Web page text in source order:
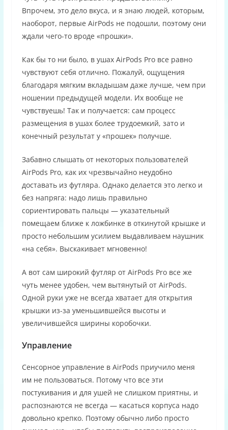
Впрочем, это дело вкуса, и я знаю людей, которым,
наоборот, первые AirPods не подошли, поэтому они
ждали чего-то вроде «прошки».
Как бы то ни было, в ушах AirPods Pro все равно
чувствуют себя отлично. Пожалуй, ощущения
благодаря мягким вкладышам даже лучше, чем при
ношении предыдущей модели. Их вообще не
чувствуешь! Так и получается: сам процесс
размещения в ушах более трудоемкий, зато и
конечный результат у «прошек» получше.
Забавно слышать от некоторых пользователей
AirPods Pro, как их чрезвычайно неудобно
доставать из футляра. Однако делается это легко и
без напряга: надо лишь правильно
сориентировать пальцы — указательный
помещаем ближе к ложбинке в откинутой крышке и
просто небольшим усилием выдавливаем наушник
«на себя». Выскакивает мгновенно!
А вот сам широкий футляр от AirPods Pro все же
чуть менее удобен, чем вытянутый от AirPods.
Одной руки уже не всегда хватает для открытия
крышки из-за уменьшившейся высоты и
увеличившейся ширины коробочки.
Управление
Сенсорное управление в AirPods приучило меня
им не пользоваться. Потому что все эти
постукивания и для ушей не слишком приятны, и
распознаются не всегда — касаться корпуса надо
довольно крепко. Поэтому обычно либо просто